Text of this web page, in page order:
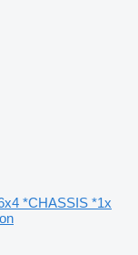
*CHASSIS *1x